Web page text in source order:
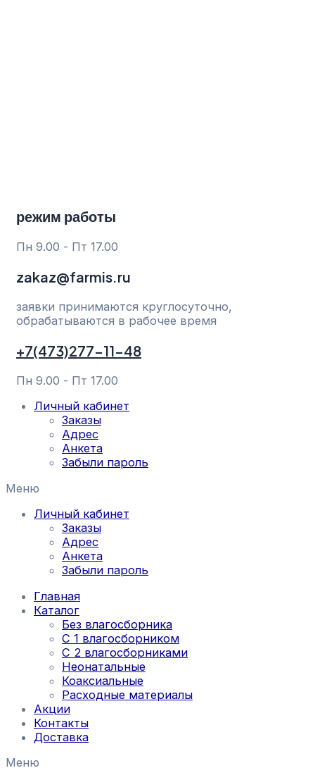
режим работы
Пн 9.00 - Пт 17.00
zakaz@farmis.ru
заявки принимаются круглосуточно,
обрабатываются в рабочее время
+7(473)277-11-48
Пн 9.00 - Пт 17.00
Личный кабинет
Заказы
Адрес
Анкета
Забыли пароль
Меню
Личный кабинет
Заказы
Адрес
Анкета
Забыли пароль
Главная
Каталог
Без влагосборника
С 1 влагосборником
С 2 влагосборниками
Неонатальные
Коаксиальные
Расходные материалы
Акции
Контакты
Доставка
Меню